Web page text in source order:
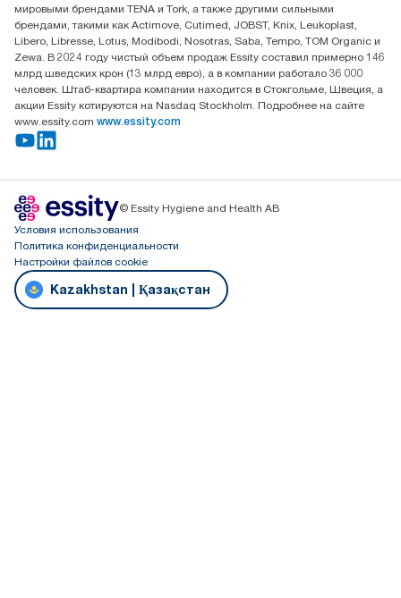
мировыми брендами TENA и Tork, а также другими сильными
брендами, такими как Actimove, Cutimed, JOBST, Knix, Leukoplast,
Libero, Libresse, Lotus, Modibodi, Nosotras, Saba, Tempo, TOM Organic и
Zewa. В 2024 году чистый объем продаж Essity составил примерно 146
млрд шведских крон (13 млрд евро), а в компании работало 36 000
человек. Штаб-квартира компании находится в Стокгольме, Швеция, а
акции Essity котируются на Nasdaq Stockholm. Подробнее на сайте
www.essity.com www.essity.com
© Essity Hygiene and Health AB
Условия использования
Политика конфиденциальности
Настройки файлов cookie
Kazakhstan | Қазақстан